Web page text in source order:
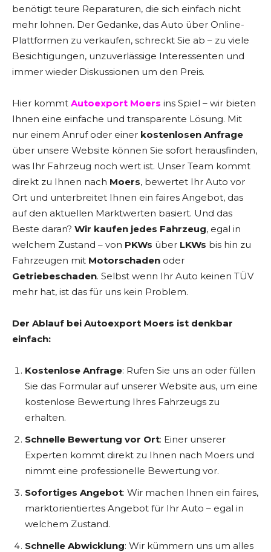
benötigt teure Reparaturen, die sich einfach nicht
mehr lohnen. Der Gedanke, das Auto über Online-
Plattformen zu verkaufen, schreckt Sie ab – zu viele
Besichtigungen, unzuverlässige Interessenten und
immer wieder Diskussionen um den Preis.
Hier kommt Autoexport Moers ins Spiel – wir bieten
Ihnen eine einfache und transparente Lösung. Mit
nur einem Anruf oder einer kostenlosen Anfrage
über unsere Website können Sie sofort herausfinden,
was Ihr Fahrzeug noch wert ist. Unser Team kommt
direkt zu Ihnen nach Moers, bewertet Ihr Auto vor
Ort und unterbreitet Ihnen ein faires Angebot, das
auf den aktuellen Marktwerten basiert. Und das
Beste daran? Wir kaufen jedes Fahrzeug, egal in
welchem Zustand – von PKWs über LKWs bis hin zu
Fahrzeugen mit Motorschaden oder
Getriebeschaden. Selbst wenn Ihr Auto keinen TÜV
mehr hat, ist das für uns kein Problem.
Der Ablauf bei Autoexport Moers ist denkbar
einfach:
Kostenlose Anfrage: Rufen Sie uns an oder füllen
Sie das Formular auf unserer Website aus, um eine
kostenlose Bewertung Ihres Fahrzeugs zu
erhalten.
Schnelle Bewertung vor Ort: Einer unserer
Experten kommt direkt zu Ihnen nach Moers und
nimmt eine professionelle Bewertung vor.
Sofortiges Angebot: Wir machen Ihnen ein faires,
marktorientiertes Angebot für Ihr Auto – egal in
welchem Zustand.
Schnelle Abwicklung: Wir kümmern uns um alles